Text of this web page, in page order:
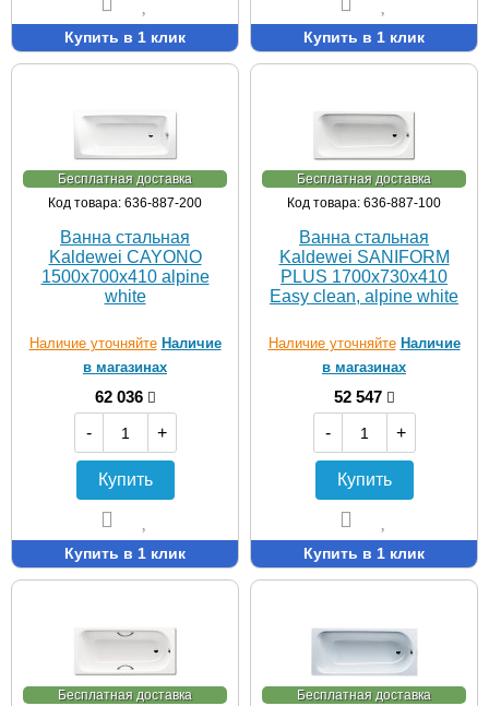
Купить в 1 клик Купить в 1 клик
Бесплатная доставка
Код товара: 636-887-200
Ванна стальная
Kaldewei CAYONO
1500х700х410 alpine
white
Наличие уточняйте Наличие
в магазинах
62 036
-
+
Купить
Купить в 1 клик
Бесплатная доставка
Код товара: 636-887-100
Ванна стальная
Kaldewei SANIFORM
PLUS 1700х730х410
Easy clean, alpine white
Наличие уточняйте Наличие
в магазинах
52 547
-
+
Купить
Купить в 1 клик
Бесплатная доставка
Бесплатная доставка